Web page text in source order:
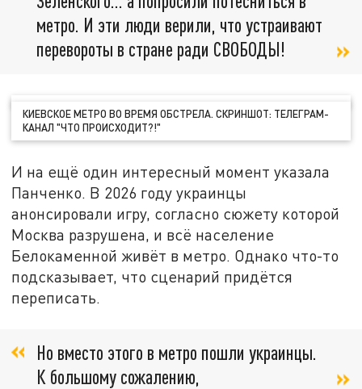
метро. И эти люди верили, что устраивают
перевороты в стране ради СВОБОДЫ!
КИЕВСКОЕ МЕТРО ВО ВРЕМЯ ОБСТРЕЛА. СКРИНШОТ: ТЕЛЕГРАМ-
КАНАЛ "ЧТО ПРОИСХОДИТ?!"
И на ещё один интересный момент указала
Панченко. В 2026 году украинцы
анонсировали игру, согласно сюжету которой
Москва разрушена, и всё население
Белокаменной живёт в метро. Однако что-то
подсказывает, что сценарий придётся
переписать.
Но вместо этого в метро пошли украинцы.
К большому сожалению,